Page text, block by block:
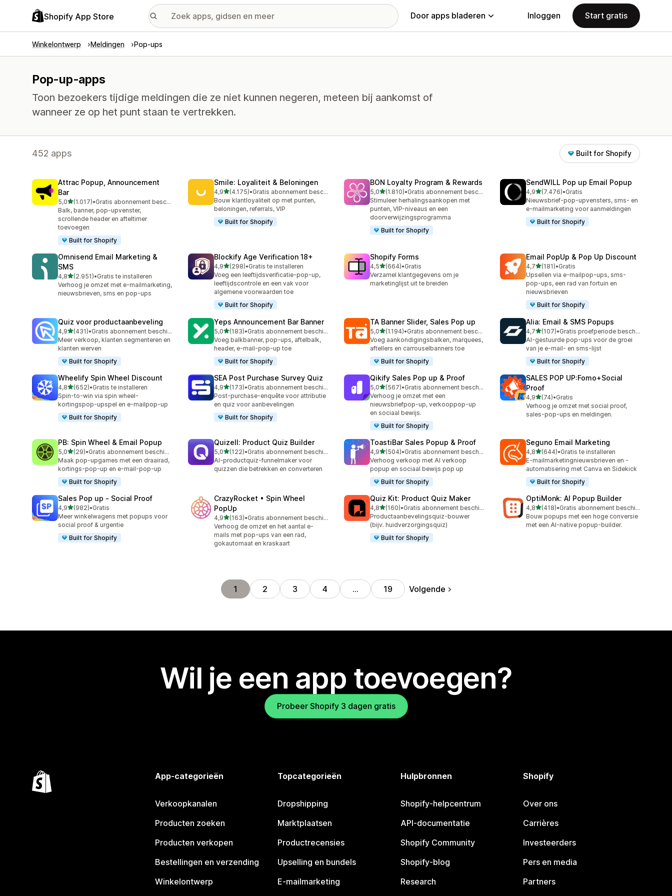
Shopify App Store Door apps bladeren Inloggen Start gratis
Winkelontwerp Meldingen Pop-ups
Pop-up-apps
Toon bezoekers tijdige meldingen die ze niet kunnen negeren, meteen bij aankomst of
wanneer ze op het punt staan te vertrekken.
452 apps Built for Shopify
Attrac Popup, Announcement
Bar
5,0van 5 sterren
(1.017)
1017 recensies in totaal
•
Gratis abonnement beschikbaar
Balk, banner, pop-upvenster,
scrollende header en afteltimer
toevoegen
Built for Shopify
Smile: Loyaliteit & Beloningen
4,9van 5 sterren
(4.175)
4175 recensies in totaal
•
Gratis abonnement beschikbaar
Bouw klantloyaliteit op met punten,
beloningen, referrals, VIP
Built for Shopify
BON Loyalty Program & Rewards
5,0van 5 sterren
(1.810)
1810 recensies in totaal
•
Gratis abonnement beschikbaar
Stimuleer herhalingsaankopen met
punten, VIP-niveaus en een
doorverwijzingsprogramma
Built for Shopify
SendWILL Pop up Email Popup
4,9van 5 sterren
(7.476)
7476 recensies in totaal
•Gratis
Nieuwsbrief-pop-upvensters, sms- en
e-mailmarketing voor aanmeldingen
Built for Shopify
Omnisend Email Marketing &
SMS
4,8van 5 sterren
(2.951)
2951 recensies in totaal
•Gratis te installeren
Verhoog je omzet met e-mailmarketing,
nieuwsbrieven, sms en pop-ups
Blockify Age Verification 18+
4,9van 5 sterren
(298)
298 recensies in totaal
•Gratis te installeren
Voeg een leeftijdsverificatie-pop-up,
leeftijdscontrole en een vak voor
algemene voorwaarden toe
Built for Shopify
Shopify Forms
4,5van 5 sterren
(664)
664 recensies in totaal
•Gratis
Verzamel klantgegevens om je
marketinglijst uit te breiden
Email PopUp & Pop Up Discount
4,7van 5 sterren
(181)
181 recensies in totaal
•Gratis
Upsellen via e-mailpop-ups, sms-
pop-ups, een rad van fortuin en
nieuwsbrieven
Built for Shopify
Quiz voor productaanbeveling
4,9van 5 sterren
(431)
431 recensies in totaal
•
Gratis abonnement beschikbaar
Meer verkoop, klanten segmenteren en
klanten werven
Built for Shopify
Yeps Announcement Bar Banner
5,0van 5 sterren
(183)
183 recensies in totaal
•
Gratis abonnement beschikbaar
Voeg balkbanner, pop-ups, aftelbalk,
header, e-mail-pop-up toe
Built for Shopify
TA Banner Slider, Sales Pop up
5,0van 5 sterren
(1.194)
1194 recensies in totaal
•
Gratis abonnement beschikbaar
Voeg aankondigingsbalken, marquees,
aftellers en carrouselbanners toe
Built for Shopify
Alia: Email & SMS Popups
4,7van 5 sterren
(107)
107 recensies in totaal
•
Gratis proefperiode beschikbaar
AI-gestuurde pop-ups voor de groei
van je e-mail- en sms-lijst
Built for Shopify
Wheelify Spin Wheel Discount
4,8van 5 sterren
(652)
652 recensies in totaal
•Gratis te installeren
Spin-to-win via spin wheel-
kortingspop-upspel en e-mailpop-up
Built for Shopify
SEA Post Purchase Survey Quiz
4,9van 5 sterren
(173)
173 recensies in totaal
•
Gratis abonnement beschikbaar
Post-purchase-enquête voor attributie
en quiz voor aanbevelingen
Built for Shopify
Qikify Sales Pop up & Proof
5,0van 5 sterren
(567)
567 recensies in totaal
•
Gratis abonnement beschikbaar
Verhoog je omzet met een
nieuwsbriefpop-up, verkooppop-up
en sociaal bewijs.
Built for Shopify
SALES POP UP:Fomo+Social
Proof
4,9van 5 sterren
(74)
74 recensies in totaal
•Gratis
Verhoog je omzet met social proof,
sales-pop-ups en meldingen.
PB: Spin Wheel & Email Popup
5,0van 5 sterren
(29)
29 recensies in totaal
•
Gratis abonnement beschikbaar
Maak pop-upgames met een draairad,
kortings-pop-up en e-mail-pop-up
Built for Shopify
Quizell: Product Quiz Builder
5,0van 5 sterren
(122)
122 recensies in totaal
•
Gratis abonnement beschikbaar
AI-productquiz-funnelmaker voor
quizzen die betrekken en converteren
ToastiBar Sales Popup & Proof
4,9van 5 sterren
(504)
504 recensies in totaal
•
Gratis abonnement beschikbaar
Verhoog verkoop met AI verkoop
popup en sociaal bewijs pop up
Built for Shopify
Seguno Email Marketing
4,8van 5 sterren
(644)
644 recensies in totaal
•Gratis te installeren
E-mailmarketingnieuwsbrieven en -
automatisering met Canva en Sidekick
Built for Shopify
Sales Pop up ‑ Social Proof
4,9van 5 sterren
(982)
982 recensies in totaal
•Gratis
Meer winkelwagens met popups voor
social proof & urgentie
Built for Shopify
CrazyRocket • Spin Wheel
PopUp
4,9van 5 sterren
(163)
163 recensies in totaal
•
Gratis abonnement beschikbaar
Verhoog de omzet en het aantal e-
mails met pop-ups van een rad,
gokautomaat en kraskaart
Quiz Kit: Product Quiz Maker
4,8van 5 sterren
(160)
160 recensies in totaal
•
Gratis abonnement beschikbaar
Productaanbevelingsquiz-bouwer
(bijv. huidverzorgingsquiz)
Built for Shopify
OptiMonk: AI Popup Builder
4,8van 5 sterren
(418)
418 recensies in totaal
•
Gratis abonnement beschikbaar
Bouw popups met een hoge conversie
met een AI-native popup-builder.
1 2 3 4 … 19 Volgende
Wil je een app toevoegen?
Probeer Shopify 3 dagen gratis
App-categorieën
Verkoopkanalen
Producten zoeken
Producten verkopen
Bestellingen en verzending
Winkelontwerp
Topcategorieën
Dropshipping
Marktplaatsen
Productrecensies
Upselling en bundels
E-mailmarketing
Hulpbronnen
Shopify-helpcentrum
API-documentatie
Shopify Community
Shopify-blog
Research
Shopify
Over ons
Carrières
Investeerders
Pers en media
Partners